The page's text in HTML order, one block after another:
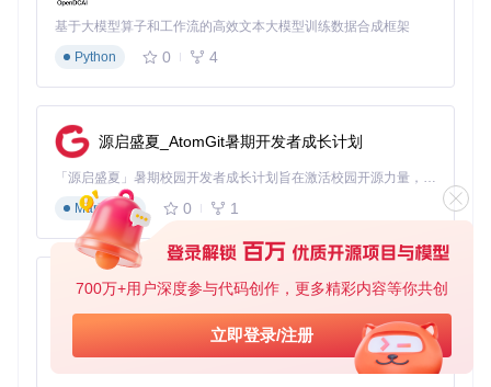
700万+用户深度参与代码创作，更多精彩内容等你共创
立即登录/注册
基于大模型算子和工作流的高效文本大模型训练数据合成框架
Python
0 4
源启盛夏_AtomGit暑期开发者成长计划
「源启盛夏」暑期校园开发者成长计划旨在激活校园开源力量，通过积分激励、认证扶持、资源倾斜等形式，引导高校组织和开发者完成「入驻 — 建项目 — 做贡献 — 获认证 — 得资源」的完整闭环。无论你是想带领社团入驻平台的组织者，还是希望用代码贡献证明自己的开发者，都能在这里找到属于你的成长路径。
Markdown
0 1
py-xiaozhi
基于Python的Xiaozhi AI，适用于想要完整Xiaozhi体验而无需拥有专用硬件的用户。
Python
0 1